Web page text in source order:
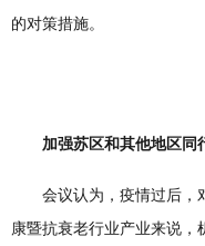
的对策措施。
加强苏区和其他地区同
会议认为，疫情过后，
康暨抗衰老行业产业来说